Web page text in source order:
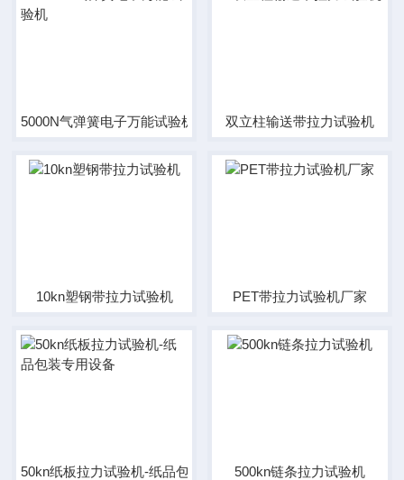
5000N气弹簧电子万能试验机 双立柱输送带拉力试验机
10kn塑钢带拉力试验机 PET带拉力试验机厂家
50kn纸板拉力试验机-纸品包装专用设备500kn链条拉力试验机